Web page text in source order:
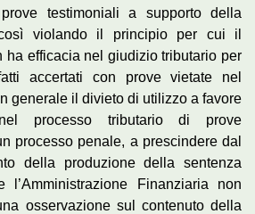
testimoniali a supporto della
violando il principio per cui il
ha efficacia nel giudizio tributario per
accertati con prove vietate nel
generale il divieto di utilizzo a favore
processo tributario di prove
processo penale, a prescindere dal
della produzione della sentenza
l’Amministrazione Finanziaria non
osservazione sul contenuto della